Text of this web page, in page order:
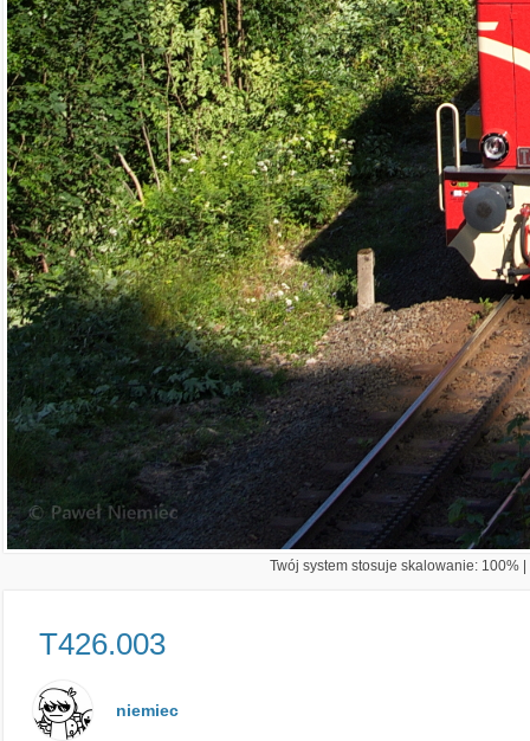
Twój system stosuje skalowanie: 100%
T426.003
niemiec